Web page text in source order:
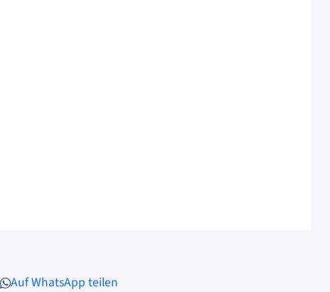
Auf WhatsApp teilen